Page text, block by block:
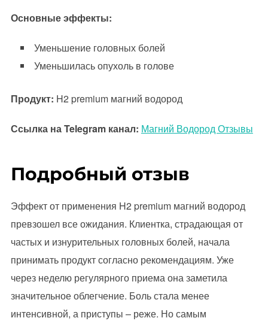
Основные эффекты:
Уменьшение головных болей
Уменьшилась опухоль в голове
Продукт: H2 premium магний водород
Ссылка на Telegram канал: Магний Водород Отзывы
Подробный отзыв
Эффект от применения H2 premium магний водород
превзошел все ожидания. Клиентка, страдающая от
частых и изнурительных головных болей, начала
принимать продукт согласно рекомендациям. Уже
через неделю регулярного приема она заметила
значительное облегчение. Боль стала менее
интенсивной, а приступы – реже. Но самым